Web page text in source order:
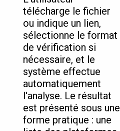
télécharge le fichier
ou indique un lien,
sélectionne le format
de vérification si
nécessaire, et le
système effectue
automatiquement
l'analyse. Le résultat
est présenté sous une
forme pratique : une